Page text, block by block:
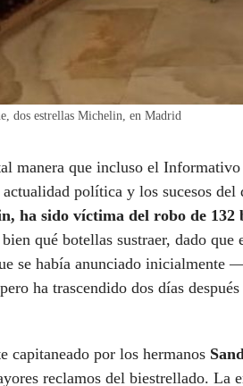
dos estrellas Michelin, en Madrid
manera que incluso el
política y los sucesos del
ha sido víctima del robo de 132
qué botellas sustraer, dado
se había anunciado inicialmente
ha trascendido dos días
capitaneado por los hermanos
reclamos del biestrellado. La